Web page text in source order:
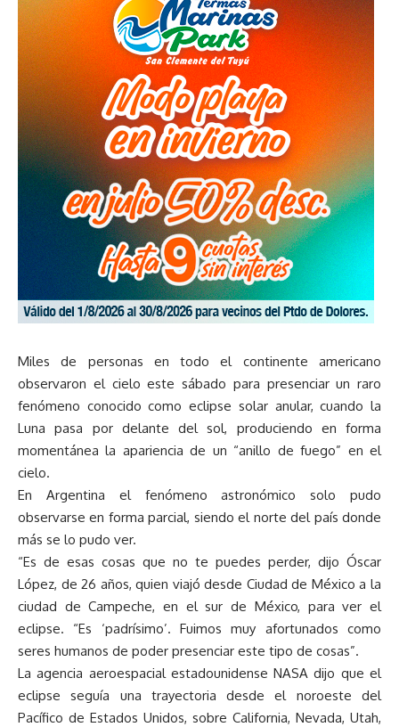
Miles de personas en todo el continente americano
observaron el cielo este sábado para presenciar un raro
fenómeno conocido como eclipse solar anular, cuando la
Luna pasa por delante del sol, produciendo en forma
momentánea la apariencia de un “anillo de fuego” en el
cielo.
En Argentina el fenómeno astronómico solo pudo
observarse en forma parcial, siendo el norte del país donde
más se lo pudo ver.
“Es de esas cosas que no te puedes perder, dijo Óscar
López, de 26 años, quien viajó desde Ciudad de México a la
ciudad de Campeche, en el sur de México, para ver el
eclipse. “Es ‘padrísimo’. Fuimos muy afortunados como
seres humanos de poder presenciar este tipo de cosas”.
La agencia aeroespacial estadounidense NASA dijo que el
eclipse seguía una trayectoria desde el noroeste del
Pacífico de Estados Unidos, sobre California, Nevada, Utah,